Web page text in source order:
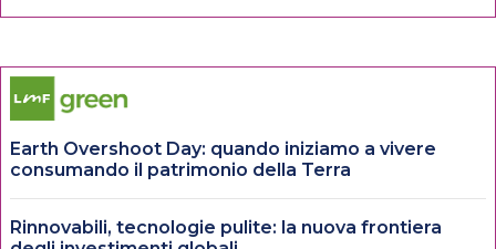
Earth Overshoot Day: quando iniziamo a vivere
consumando il patrimonio della Terra
Rinnovabili, tecnologie pulite: la nuova frontiera